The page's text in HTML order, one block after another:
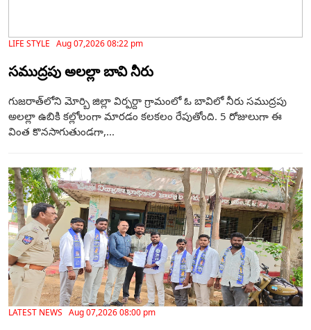
LIFE STYLE Aug 07,2026 08:22 pm
సముద్రపు అలల్లా బావి నీరు
గుజరాత్‌లోని మోర్బి జిల్లా విర్పర్దా గ్రామంలో ఓ బావిలో నీరు సముద్రపు
అలల్లా ఉబికి కల్లోలంగా మారడం కలకలం రేపుతోంది. 5 రోజులుగా ఈ
వింత కొనసాగుతుండగా,...
LATEST NEWS Aug 07,2026 08:00 pm